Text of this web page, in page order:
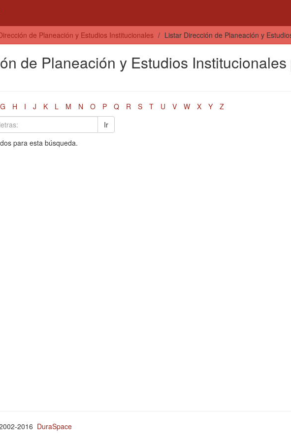
de Planeación y Estudios Institucionales Listar Dirección de Planeación y
de Planeación y Estudios Institucionales
G H I J K L M N O P Q R S T U V W X Y
Z
Ir
para esta búsqueda.
2016 DuraSpace